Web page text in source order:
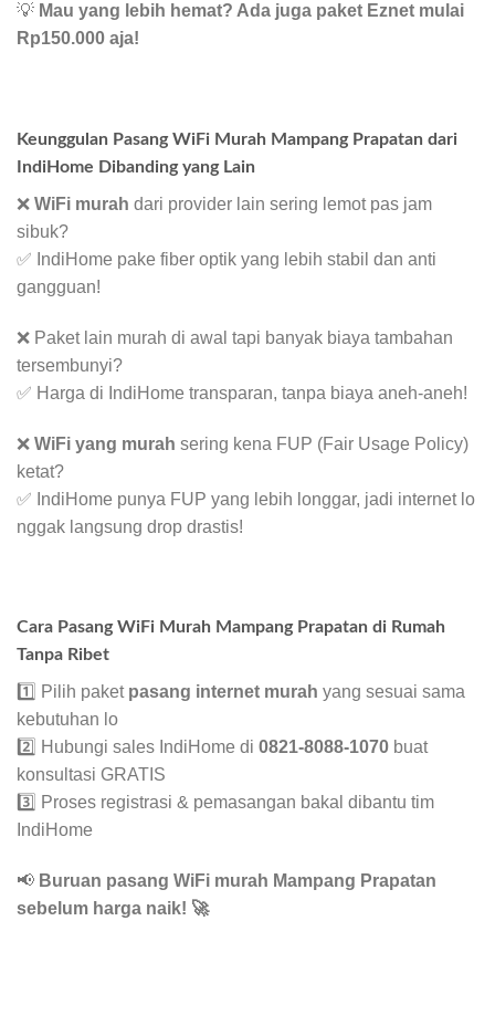
💡 Mau yang lebih hemat? Ada juga paket Eznet mulai
Rp150.000 aja!
Keunggulan Pasang WiFi Murah Mampang Prapatan dari
IndiHome Dibanding yang Lain
❌ WiFi murah dari provider lain sering lemot pas jam
sibuk?
✅ IndiHome pake fiber optik yang lebih stabil dan anti
gangguan!
❌ Paket lain murah di awal tapi banyak biaya tambahan
tersembunyi?
✅ Harga di IndiHome transparan, tanpa biaya aneh-aneh!
❌ WiFi yang murah sering kena FUP (Fair Usage Policy)
ketat?
✅ IndiHome punya FUP yang lebih longgar, jadi internet lo
nggak langsung drop drastis!
Cara Pasang WiFi Murah Mampang Prapatan di Rumah
Tanpa Ribet
1️⃣ Pilih paket pasang internet murah yang sesuai sama
kebutuhan lo
2️⃣ Hubungi sales IndiHome di 0821-8088-1070 buat
konsultasi GRATIS
3️⃣ Proses registrasi & pemasangan bakal dibantu tim
IndiHome
📢 Buruan pasang WiFi murah Mampang Prapatan
sebelum harga naik! 🚀